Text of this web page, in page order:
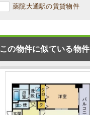
薬院大通駅の賃貸物件
この物件に似ている物件